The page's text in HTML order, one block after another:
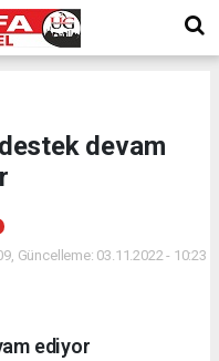
devam
Güncelleme: 03.11.2022 - 10:23
ediyor